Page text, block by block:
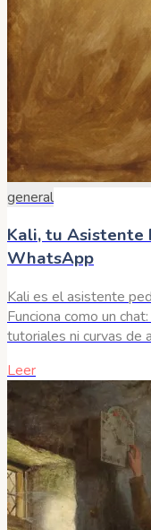
general
Kali, tu Asistente
WhatsApp
Kali es el asistente
Funciona como un
tutoriales ni curvas de
Leer